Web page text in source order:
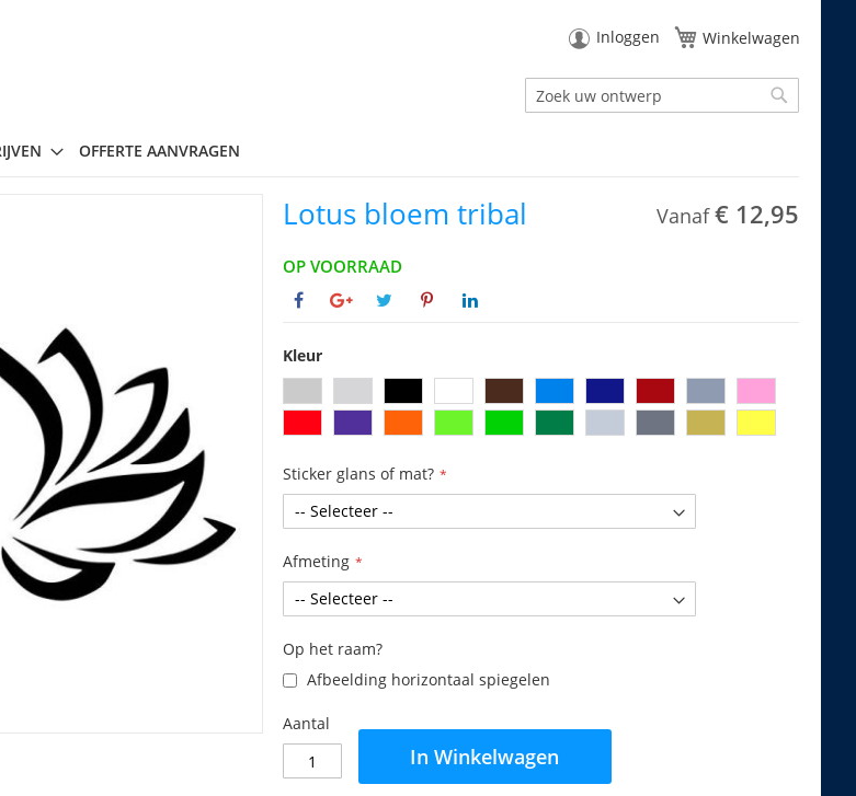
Inloggen Winkelwagen
Zoek
OFFERTE AANVRAGEN
Lotus bloem tribal Vanaf € 12,95
OP VOORRAAD
Kleur
Sticker glans of mat?
Afmeting
Op het raam?
Afbeelding horizontaal spiegelen
Aantal
In Winkelwagen